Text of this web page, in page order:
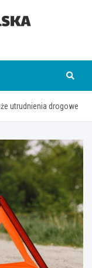
utrudnienia drogowe